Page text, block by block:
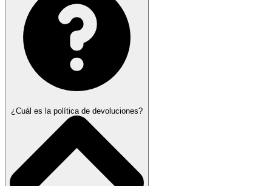
¿Cuál es la política de devoluciones?